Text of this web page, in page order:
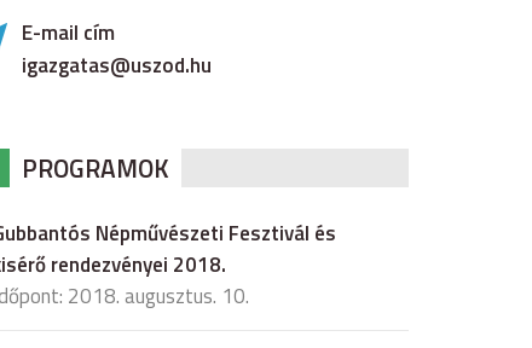
E-mail cím
igazgatas@uszod.hu
PROGRAMOK
Népművészeti Fesztivál és
rendezvényei 2018.
2018. augusztus. 10.